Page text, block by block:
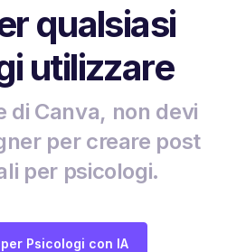
qualsiasi
utilizzare
di Canva, non devi
per creare post
per psicologi.
Psicologi con IA